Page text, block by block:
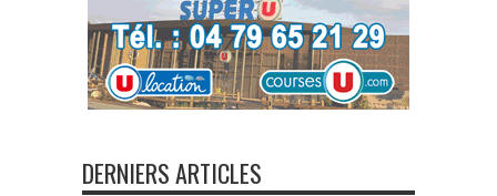
DERNIERS ARTICLES